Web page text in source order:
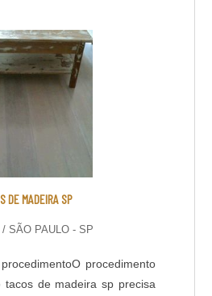
do cliente.BENEFÍCIOS
DE MADEIRA SP
/ SÃO PAULO - SP
procedimento
tacos de madeira sp precisa